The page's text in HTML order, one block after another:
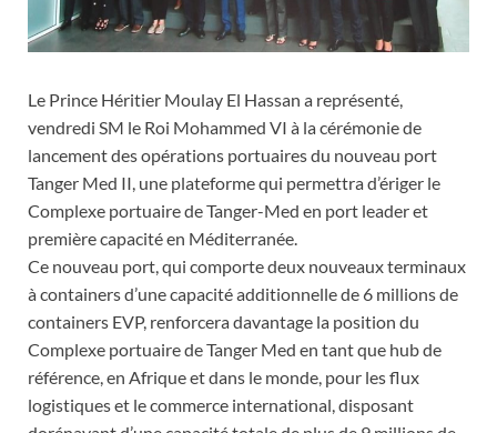
Le Prince Héritier Moulay El Hassan a représenté,
vendredi SM le Roi Mohammed VI à la cérémonie de
lancement des opérations portuaires du nouveau port
Tanger Med II, une plateforme qui permettra d’ériger le
Complexe portuaire de Tanger-Med en port leader et
première capacité en Méditerranée.
Ce nouveau port, qui comporte deux nouveaux terminaux
à containers d’une capacité additionnelle de 6 millions de
containers EVP, renforcera davantage la position du
Complexe portuaire de Tanger Med en tant que hub de
référence, en Afrique et dans le monde, pour les flux
logistiques et le commerce international, disposant